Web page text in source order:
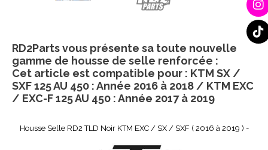
Housse Selle RD2 TLD Noir KTM EXC / SX / SXF ( 2016 à 2019 ) -
RD2Parts vous présente sa toute nouvelle
gamme de housse de selle renforcée :
Cet article est compatible pour : KTM SX /
SXF 125 AU 450 : Année 2016 à 2018 / KTM EXC
/ EXC-F 125 AU 450 : Année 2017 à 2019